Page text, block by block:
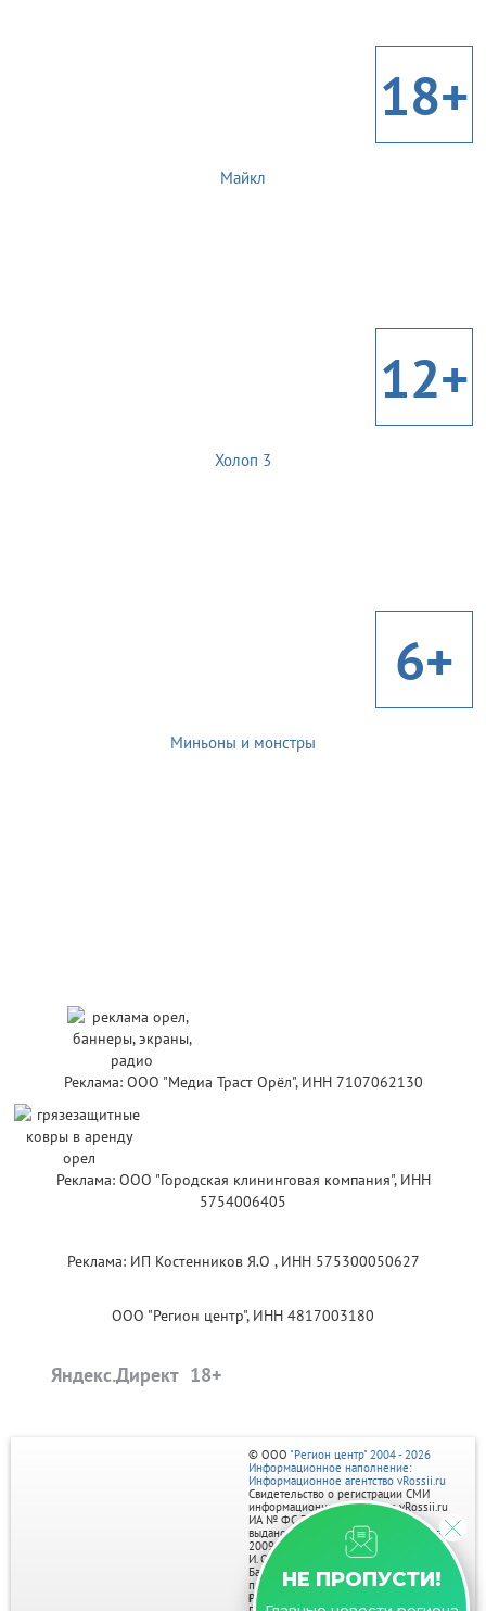
18+
Майкл
12+
Холоп 3
6+
Миньоны и монстры
Реклама: ООО "Медиа Траст Орёл", ИНН 7107062130
Реклама: ООО "Городская клининговая компания", ИНН
5754006405
Реклама: ИП Костенников Я.О , ИНН 575300050627
ООО "Регион центр", ИНН 4817003180
Яндекс.Директ
НЕ ПРОПУСТИ!
© ООО "Регион центр" 2004 - 2026
Информационное наполнение:
Информационное агентство vRossii.ru
Свидетельство о регистрации СМИ
информационного агентства vRossii.ru
ИА № ФС 77‑35502
выдано РОСКОМНАДЗОРом 04 марта
2009г.
И. О. Главного редактора Нарыков А. Н.
Баннеры на портале размещаются на
правах рекламы.
Реклама на портале: